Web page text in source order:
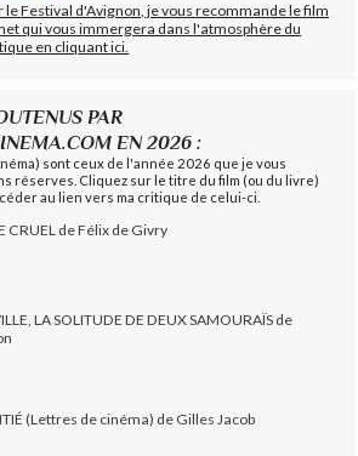
le Festival d'Avignon, je vous recommande le film
qui vous immergera dans l'atmosphère du
en cliquant ici.
PAR
EN 2026 :
sont ceux de l'année 2026 que je vous
réserves. Cliquez sur le titre du film (ou du livre)
au lien vers ma critique de celui-ci.
CRUEL de Félix de Givry
LA SOLITUDE DE DEUX SAMOURAÏS de
(Lettres de cinéma) de Gilles Jacob